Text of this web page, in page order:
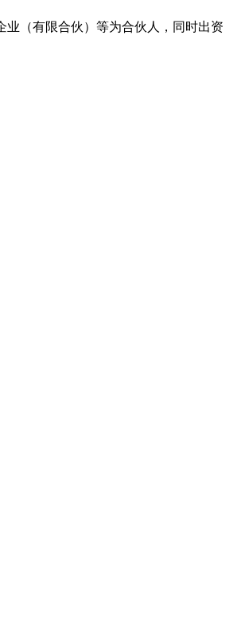
（有限合伙）等为合伙人，同时出资